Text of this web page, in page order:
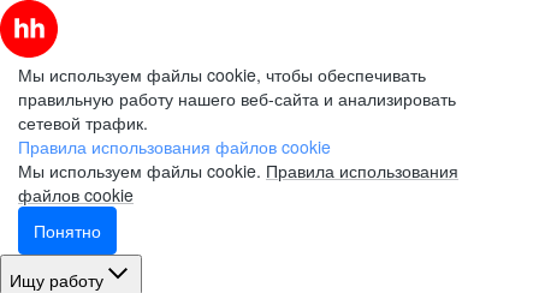
Мы используем файлы cookie, чтобы обеспечивать
правильную работу нашего веб-сайта и анализировать
сетевой трафик.
Правила использования файлов cookie
Мы используем файлы cookie. Правила использования
файлов cookie
Понятно
Ищу работу